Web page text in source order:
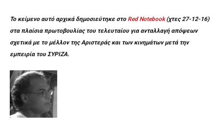
Το κείμενο αυτό αρχικά δημοσιεύτηκε στο Red Notebook(χτες 27-12-16)
στα πλαίσια πρωτοβουλίας του τελευταίου για ανταλλαγή απόψεων
σχετικά με το μέλλον της Αριστεράς και των κινημάτων μετά την
εμπειρία του ΣΥΡΙΖΑ.